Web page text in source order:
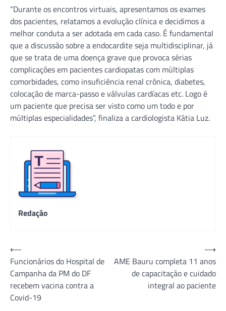
“Durante os encontros virtuais, apresentamos os exames
dos pacientes, relatamos a evolução clínica e decidimos a
melhor conduta a ser adotada em cada caso. É fundamental
que a discussão sobre a endocardite seja multidisciplinar, já
que se trata de uma doença grave que provoca sérias
complicações em pacientes cardiopatas com múltiplas
comorbidades, como insuficiência renal crônica, diabetes,
colocação de marca-passo e válvulas cardíacas etc. Logo é
um paciente que precisa ser visto como um todo e por
múltiplas especialidades”, finaliza a cardiologista Kátia Luz.
Redação
Navegação
de
Post
⟵
Funcionários do Hospital de
Campanha da PM do DF
recebem vacina contra a
Covid-19
AME Bauru completa 11 anos
de capacitação e cuidado
integral ao paciente
⟶